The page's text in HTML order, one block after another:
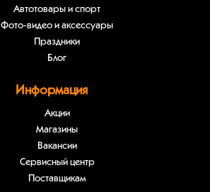
Автотовары и спорт
Фото-видео и аксессуары
Праздники
Блог
Информация
Акции
Магазины
Вакансии
Сервисный центр
Поставщикам